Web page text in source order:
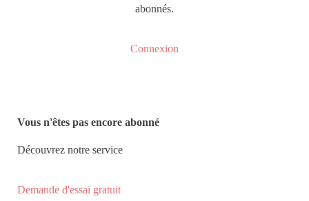
abonnés.
Connexion
Vous n'êtes pas encore abonné
Découvrez notre service
Demande d'essai gratuit